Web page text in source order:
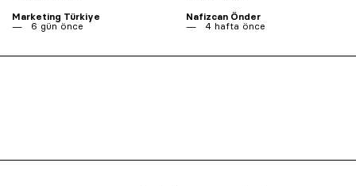
Marketing Türkiye
6 gün önce
Nafizcan Önder
4 hafta önce